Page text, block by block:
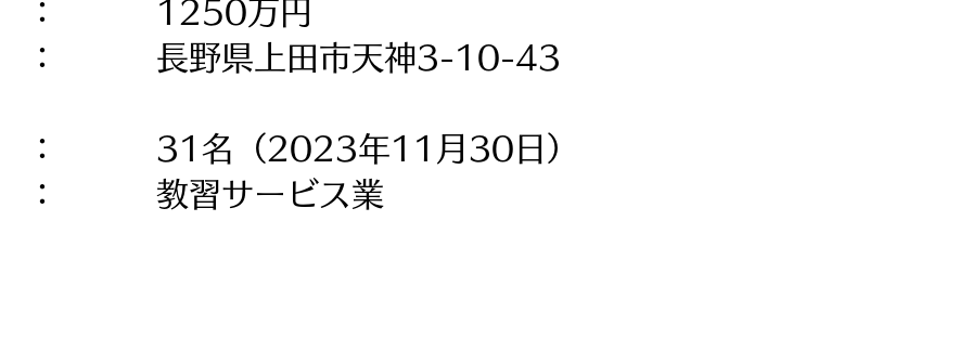
1250万円
長野県上田市天神3-10-43
： 31名（2023年11月30日）
： 教習サービス業